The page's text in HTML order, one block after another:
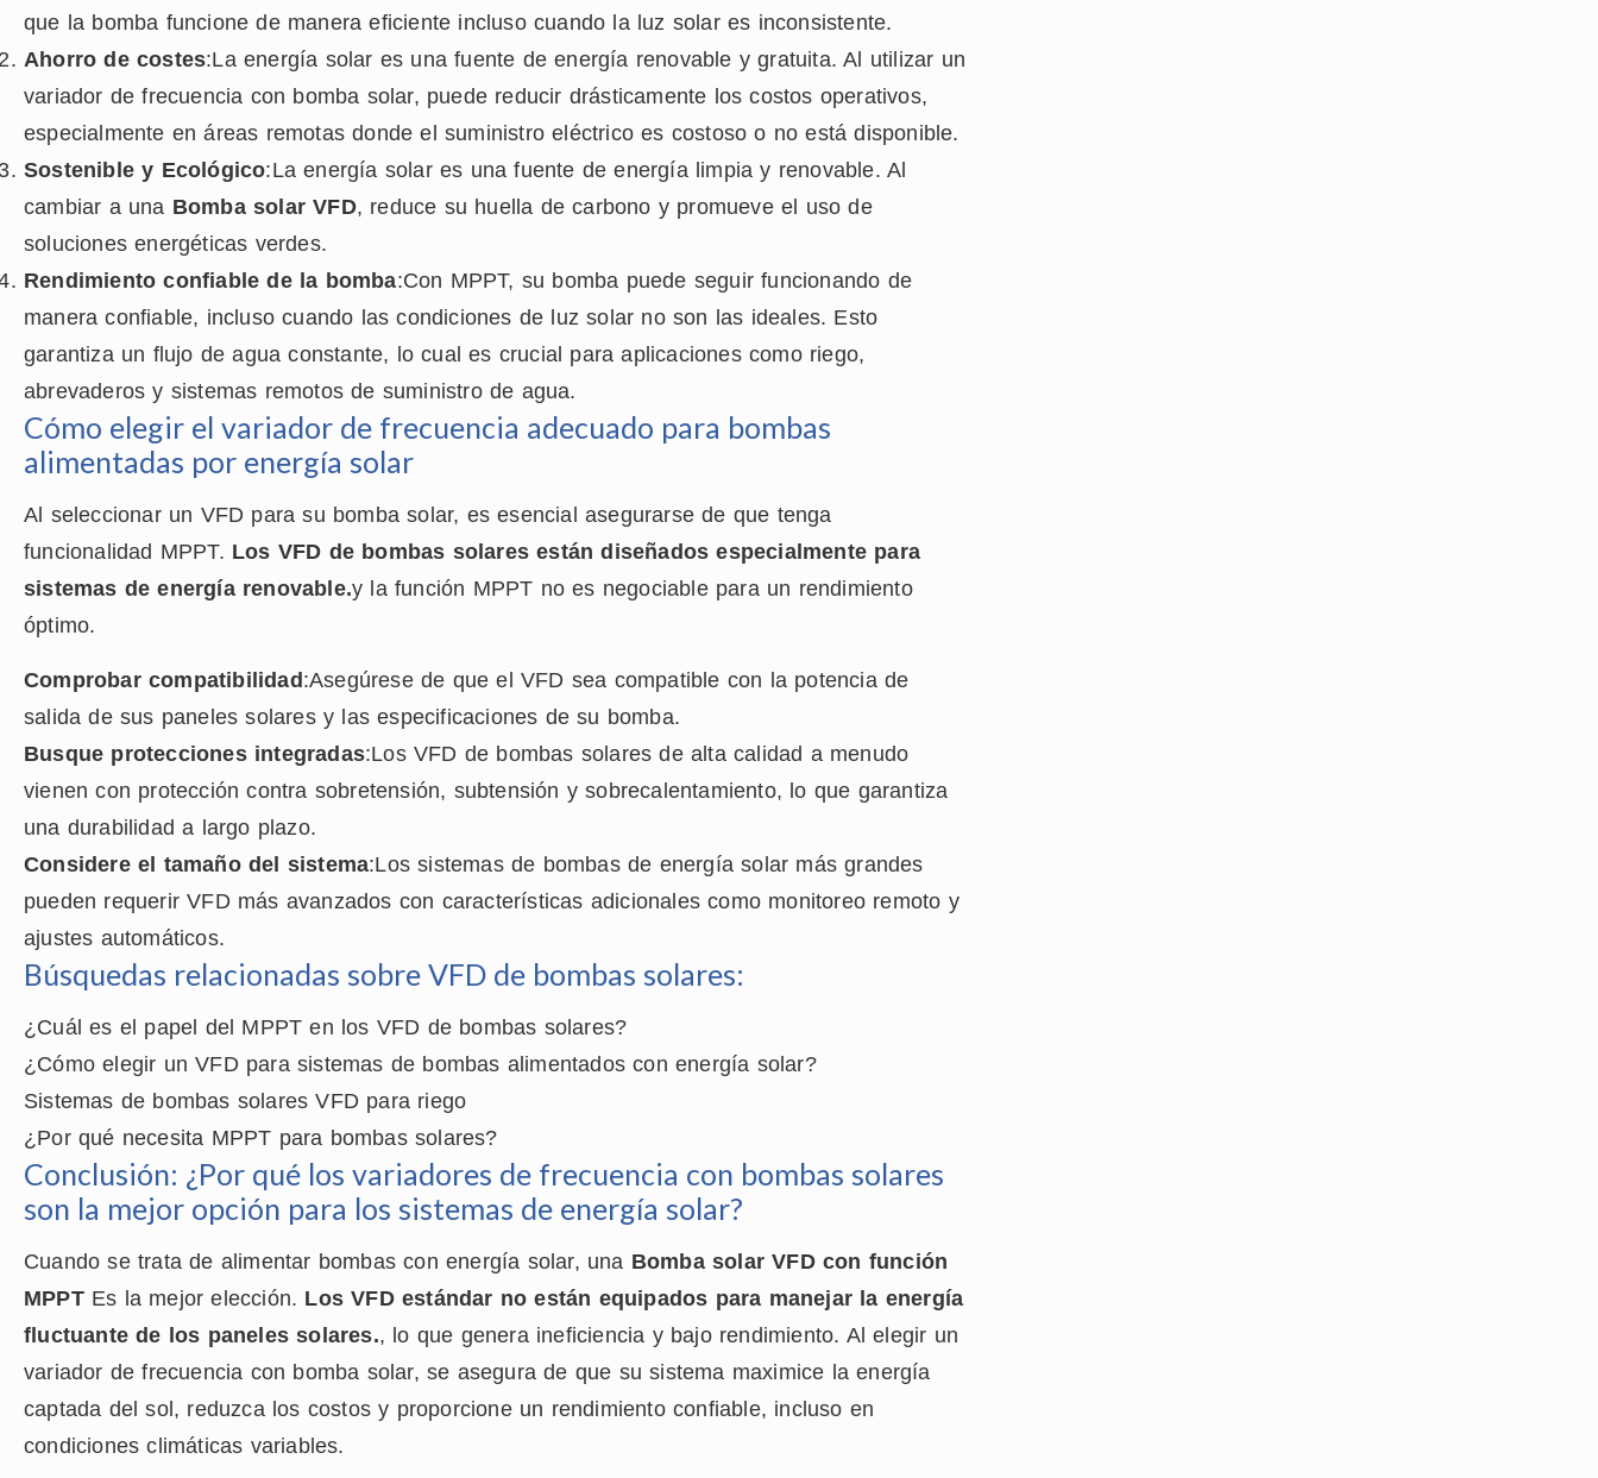
que la bomba funcione de manera eficiente incluso cuando la luz solar es inconsistente.
Ahorro de costes:La energía solar es una fuente de energía renovable y gratuita. Al utilizar un
variador de frecuencia con bomba solar, puede reducir drásticamente los costos operativos,
especialmente en áreas remotas donde el suministro eléctrico es costoso o no está disponible.
Sostenible y Ecológico:La energía solar es una fuente de energía limpia y renovable. Al
cambiar a una Bomba solar VFD, reduce su huella de carbono y promueve el uso de
soluciones energéticas verdes.
Rendimiento confiable de la bomba:Con MPPT, su bomba puede seguir funcionando de
manera confiable, incluso cuando las condiciones de luz solar no son las ideales. Esto
garantiza un flujo de agua constante, lo cual es crucial para aplicaciones como riego,
abrevaderos y sistemas remotos de suministro de agua.
Cómo elegir el variador de frecuencia adecuado para bombas
alimentadas por energía solar
Al seleccionar un VFD para su bomba solar, es esencial asegurarse de que tenga
funcionalidad MPPT. Los VFD de bombas solares están diseñados especialmente para
sistemas de energía renovable.y la función MPPT no es negociable para un rendimiento
óptimo.
Comprobar compatibilidad :Asegúrese de que el VFD sea compatible con la potencia de
salida de sus paneles solares y las especificaciones de su bomba.
Busque protecciones integradas:Los VFD de bombas solares de alta calidad a menudo
vienen con protección contra sobretensión, subtensión y sobrecalentamiento, lo que garantiza
una durabilidad a largo plazo.
Considere el tamaño del sistema:Los sistemas de bombas de energía solar más grandes
pueden requerir VFD más avanzados con características adicionales como monitoreo remoto y
ajustes automáticos.
Búsquedas relacionadas sobre VFD de bombas solares:
¿Cuál es el papel del MPPT en los VFD de bombas solares?
¿Cómo elegir un VFD para sistemas de bombas alimentados con energía solar?
Sistemas de bombas solares VFD para riego
¿Por qué necesita MPPT para bombas solares?
Conclusión: ¿Por qué los variadores de frecuencia con bombas solares
son la mejor opción para los sistemas de energía solar?
Cuando se trata de alimentar bombas con energía solar, una Bomba solar VFD con función
MPPTEs la mejor elección. Los VFD estándar no están equipados para manejar la energía
fluctuante de los paneles solares., lo que genera ineficiencia y bajo rendimiento. Al elegir un
variador de frecuencia con bomba solar, se asegura de que su sistema maximice la energía
captada del sol, reduzca los costos y proporcione un rendimiento confiable, incluso en
condiciones climáticas variables.